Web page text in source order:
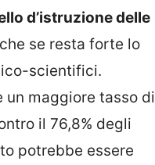
d’istruzione delle
se resta forte lo
scientifici.
maggiore tasso di
il 76,8% degli
potrebbe essere